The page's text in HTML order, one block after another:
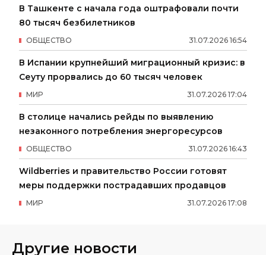
В Ташкенте с начала года оштрафовали почти
80 тысяч безбилетников
31.07.2026 16:54
ОБЩЕСТВО
В Испании крупнейший миграционный кризис: в
Сеуту прорвались до 60 тысяч человек
31.07.2026 17:04
МИР
В столице начались рейды по выявлению
незаконного потребления энергоресурсов
31.07.2026 16:43
ОБЩЕСТВО
Wildberries и правительство России готовят
меры поддержки пострадавших продавцов
31.07.2026 17:08
МИР
Другие новости